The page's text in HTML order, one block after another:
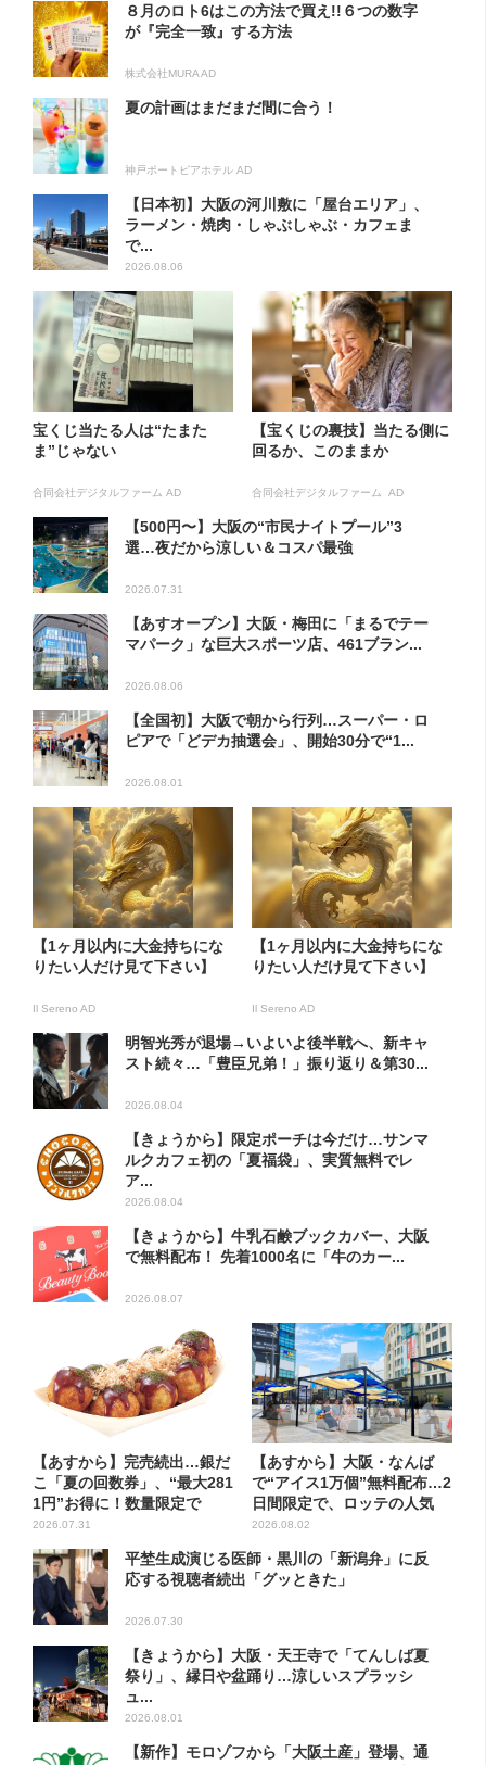
８月のロト6はこの方法で買え!!６つの数字
が『完全一致』する方法
株式会社MURA AD
夏の計画はまだまだ間に合う！
神戸ポートピアホテル AD
【日本初】大阪の河川敷に「屋台エリア」、
ラーメン・焼肉・しゃぶしゃぶ・カフェま
で...
2026.08.06
宝くじ当たる人は“たまた
ま”じゃない
合同会社デジタルファーム AD
【宝くじの裏技】当たる側に
回るか、このままか
合同会社デジタルファーム AD
【500円〜】大阪の“市民ナイトプール”3
選…夜だから涼しい＆コスパ最強
2026.07.31
【あすオープン】大阪・梅田に「まるでテー
マパーク」な巨大スポーツ店、461ブラン...
2026.08.06
【全国初】大阪で朝から行列…スーパー・ロ
ピアで「どデカ抽選会」、開始30分で“1...
2026.08.01
【1ヶ月以内に大金持ちにな
りたい人だけ見て下さい】
Il Sereno AD
【1ヶ月以内に大金持ちにな
りたい人だけ見て下さい】
Il Sereno AD
明智光秀が退場→いよいよ後半戦へ、新キャ
スト続々…「豊臣兄弟！」振り返り＆第30...
2026.08.04
【きょうから】限定ポーチは今だけ…サンマ
ルクカフェ初の「夏福袋」、実質無料でレ
ア...
2026.08.04
【きょうから】牛乳石鹸ブックカバー、大阪
で無料配布！ 先着1000名に「牛のカー...
2026.08.07
【あすから】完売続出…銀だ
こ「夏の回数券」、“最大281
1円”お得に！数量限定で
2026.07.31
【あすから】大阪・なんば
で“アイス1万個”無料配布…2
日間限定で、ロッテの人気
商...
2026.08.02
平埜生成演じる医師・黒川の「新潟弁」に反
応する視聴者続出「グッときた」
2026.07.30
【きょうから】大阪・天王寺で「てんしば夏
祭り」、縁日や盆踊り…涼しいスプラッシ
ュ...
2026.08.01
【新作】モロゾフから「大阪土産」登場、通